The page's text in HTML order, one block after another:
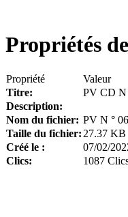
Propriétés de
Propriété
Valeur
Titre:
PV CD N
Description:
Nom du fichier: PV N °
Taille du fichier: 27.37 KB
Créé le :
07/02/
Clics:
1087